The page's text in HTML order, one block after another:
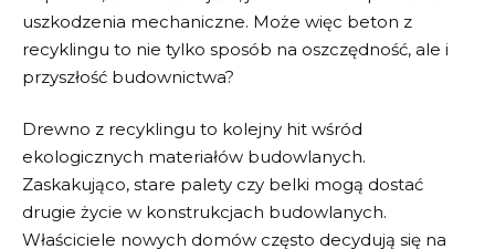
uszkodzenia​ mechaniczne. Może więc beton⁤ z
recyklingu to nie tylko sposób na oszczędność,⁤ ale i⁤
przyszłość budownictwa?
Drewno‍ z recyklingu to ​kolejny ⁢hit wśród
ekologicznych materiałów ‌budowlanych.​
Zaskakująco, stare palety⁤ czy belki‌ mogą⁤ dostać
drugie życie w ⁣konstrukcjach budowlanych.
Właściciele nowych‍ domów często decydują się na